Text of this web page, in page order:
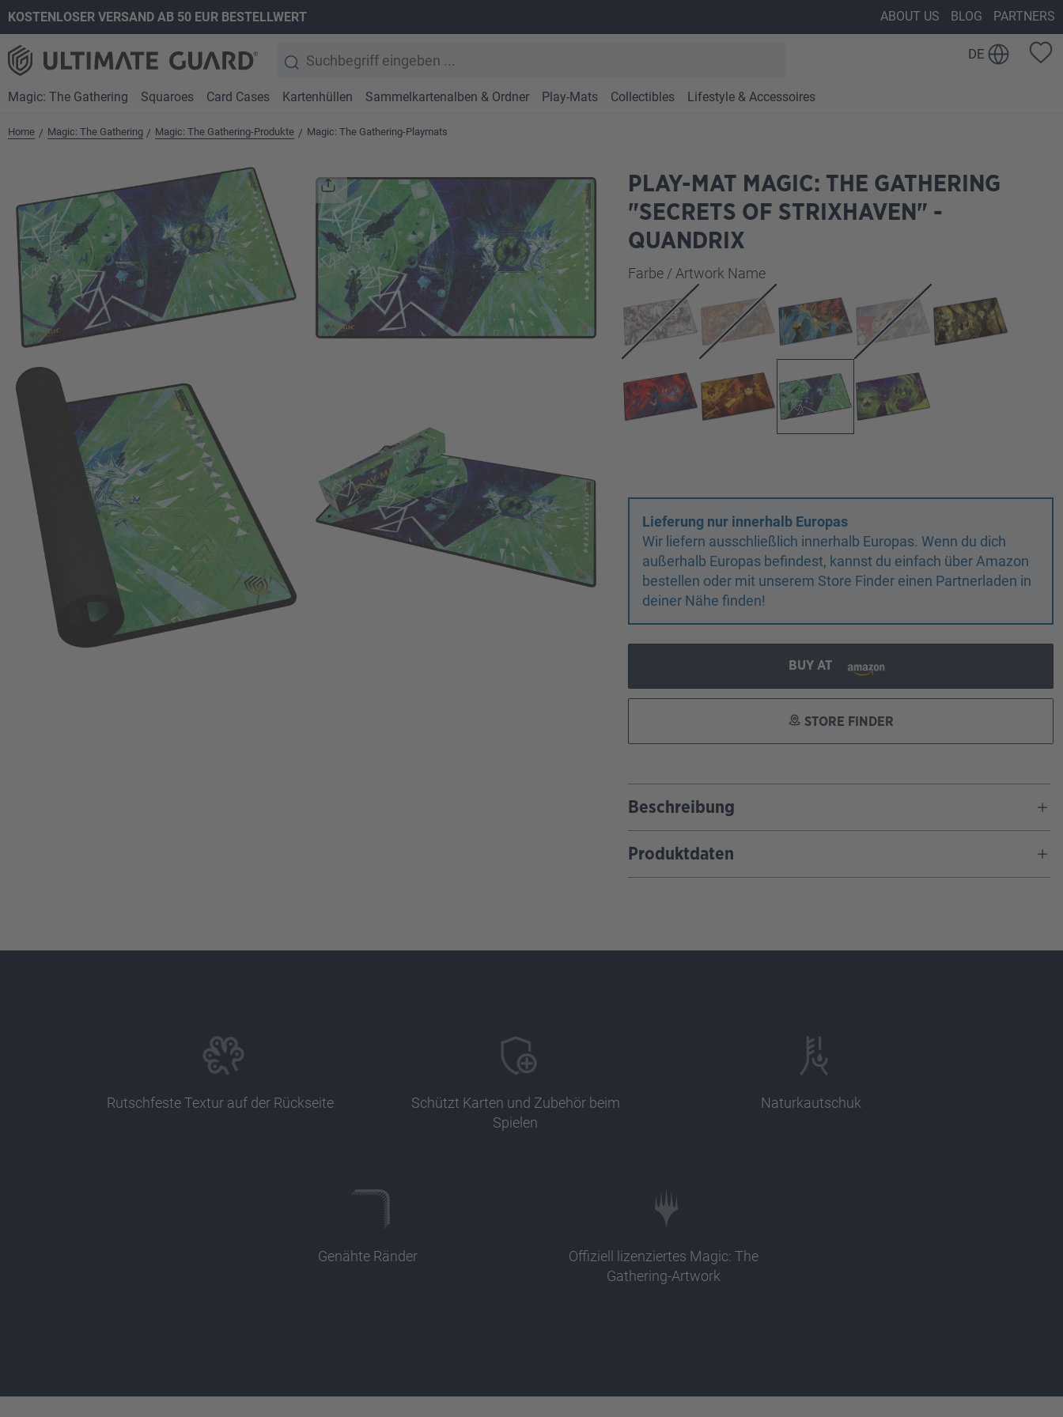
Zur Hauptnavigation springen
KOSTENLOSER VERSAND AB 50 EUR BESTELLWERT ABOUT US BLOG PARTNERS
DE
Magic: The Gathering Squaroes Card Cases Kartenhüllen Sammelkartenalben & Ordner Play-Mats Collectibles Lifestyle & Accessoires
Home / Magic: The Gathering / Magic: The Gathering-Produkte / Magic: The Gathering-Playmats
PLAY-MAT MAGIC: THE GATHERING
"SECRETS OF STRIXHAVEN" -
QUANDRIX
Farbe / Artwork Nameauswählen
Lieferung nur innerhalb Europas
Wir liefern ausschließlich innerhalb Europas. Wenn du dich
außerhalb Europas befindest, kannst du einfach über Amazon
bestellen oder mit unserem Store Finder einen Partnerladen in
deiner Nähe finden!
BUY AT
STORE FINDER
Beschreibung
Produktdaten
Rutschfeste Textur auf der Rückseite
Schützt Karten und Zubehör beim
Spielen
Naturkautschuk
Genähte Ränder
Offiziell lizenziertes Magic: The
Gathering-Artwork